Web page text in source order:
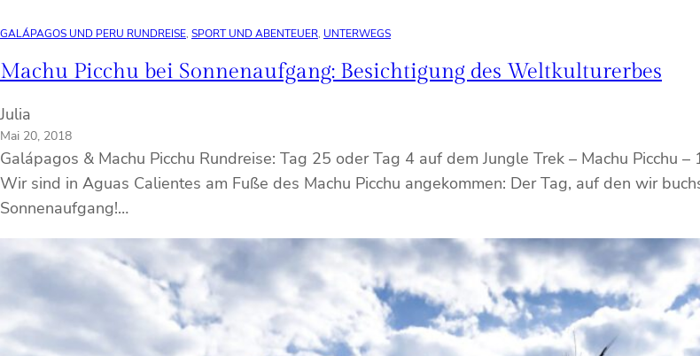
GALÁPAGOS UND PERU RUNDREISE, SPORT UND ABENTEUER, UNTERWEGS
Machu Picchu bei Sonnenaufgang: Besichtigung des Weltkulturerbes
Julia
Mai 20, 2018
Galápagos & Machu Picchu Rundreise: Tag 25 oder Tag 4 auf dem Jungle Trek – Machu Picchu
Wir sind in Aguas Calientes am Fuße des Machu Picchu angekommen: Der Tag, auf den wir
Sonnenaufgang!…